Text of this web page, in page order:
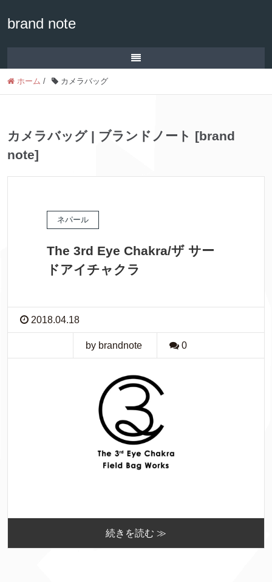
brand note
ホーム / カメラバッグ
カメラバッグ | ブランドノート [brand
note]
ネパール
The 3rd Eye Chakra/ザ サー
ドアイチャクラ
2018.04.18
by brandnote 0
続きを読む ≫